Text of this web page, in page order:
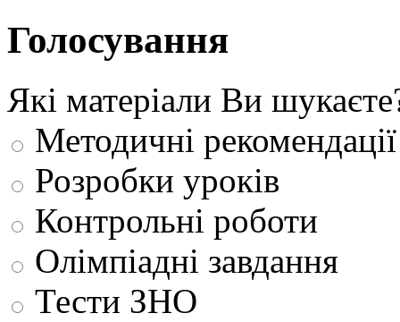
Голосування
Які матеріали Ви
Методичні рекомендації
Розробки уроків
Контрольні роботи
Олімпіадні завдання
Тести ЗНО